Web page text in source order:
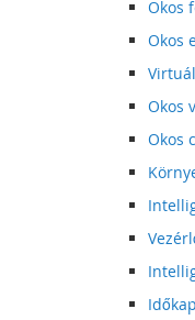
Okos
Okos
Okos
Okos